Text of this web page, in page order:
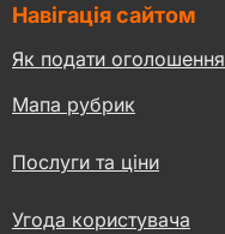
Навігація сайтом
Як подати оголошення
Мапа рубрик
Послуги та ціни
Угода користувача